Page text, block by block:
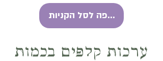
הוספה לסל הקניות
ערכות קלפים בכמות